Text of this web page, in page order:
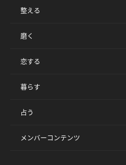
整える
磨く
恋する
暮らす
占う
メンバーコンテンツ